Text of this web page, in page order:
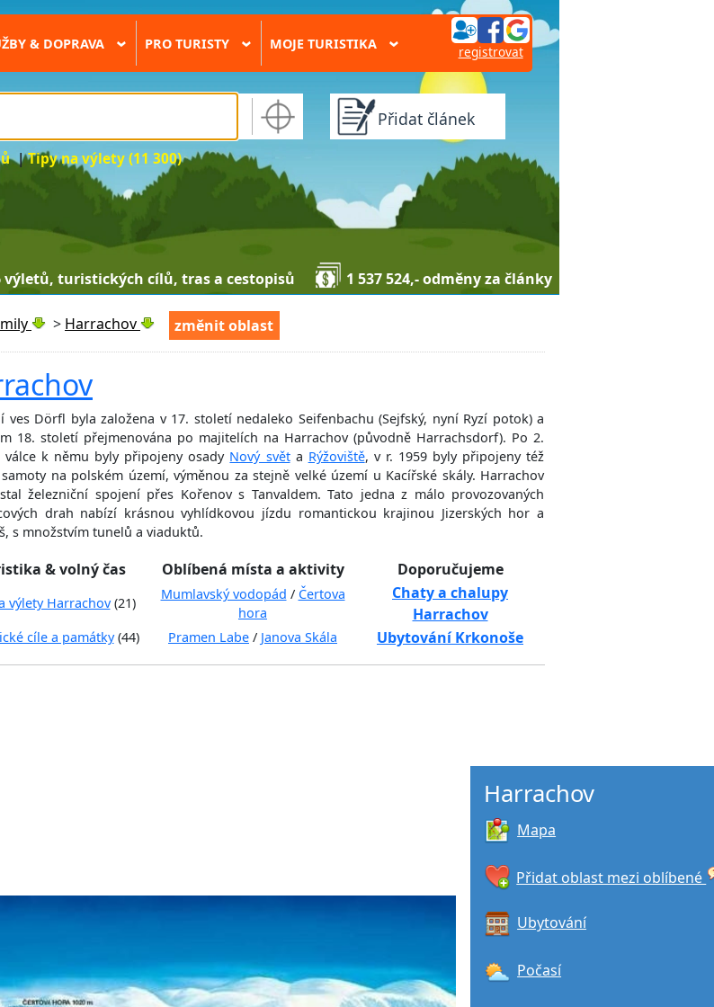
& DOPRAVA › PRO TURISTY › MOJE TURISTIKA › registrovat
|Tipy na výlety (11 300)
Přidat článek
výletů, turistických cílů, tras a cestopisů 1 537 524,- odměny za články
> Harrachov změnit oblast
ves Dörfl byla založena v 17. století nedaleko Seifenbachu (Sejfský, nyní Ryzí potok) a
18. století přejmenována po majitelích na Harrachov (původně Harrachsdorf). Po 2.
válce k němu byly připojeny osady Nový světa Rýžoviště, v r. 1959 byly připojeny též
na polském území, výměnou za stejně velké území u Kacířské skály. Harrachov
železniční spojení přes Kořenov s Tanvaldem. Tato jedna z málo provozovaných
drah nabízí krásnou vyhlídkovou jízdu romantickou krajinou Jizerských hor a
s množstvím tunelů a viaduktů.
& volný čas Oblíbená místa a aktivity Doporučujeme
výlety Harrachov(21)
Mumlavský vodopád / Čertova
hora
Chaty a chalupy
Harrachov
cíle a památky(44) Pramen Labe / Janova Skála Ubytování Krkonoše
Harrachov
Mapa
Přidat oblast mezi oblíbené
Ubytování
Počasí